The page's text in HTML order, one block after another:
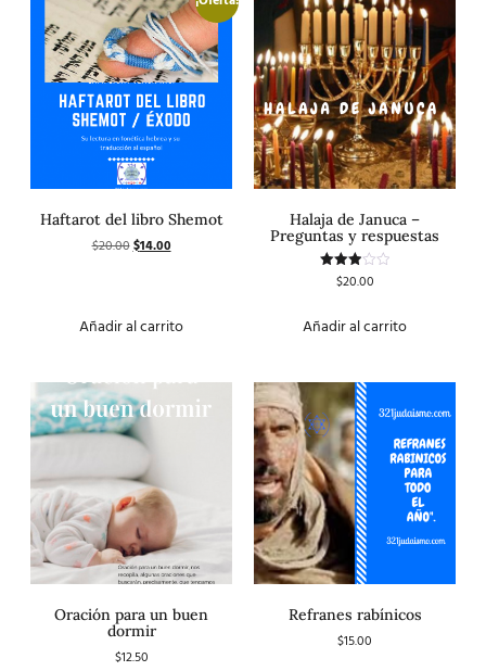
Haftarot del libro Shemot
$20.00$14.00
Añadir al carrito
Halaja de Januca –
Preguntas y respuestas
Valorado
con
$20.00
Añadir al carrito
Oración para un buen
dormir
$12.50
Refranes rabínicos
$15.00